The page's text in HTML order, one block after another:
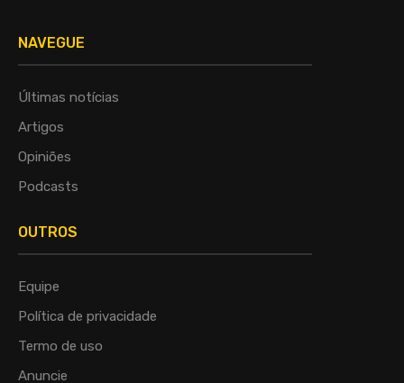
NAVEGUE
Últimas notícias
Artigos
Opiniões
Podcasts
OUTROS
Equipe
Política de privacidade
Termo de uso
Anuncie